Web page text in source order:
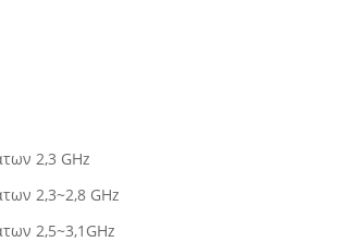
2,3 GHz
2,3~2,8 GHz
2,5~3,1GHz